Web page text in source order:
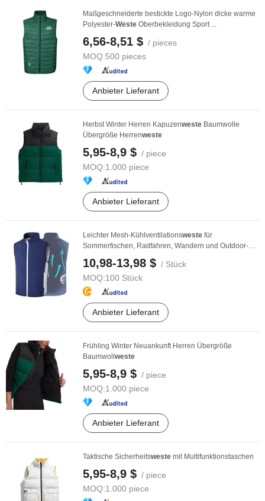
Maßgeschneiderte bestickte Logo-Nylon dicke warme
Polyester-Weste Oberbekleidung Sport ...
6,56-8,51 $ / pieces
MOQ:500 pieces
Anbieter Lieferant
Herbst Winter Herren Kapuzenweste Baumwolle
Übergröße Herrenweste
5,95-8,9 $ / piece
MOQ:1.000 piece
Anbieter Lieferant
Leichter Mesh-Kühlventilationsweste für
Sommerfischen, Radfahren, Wandern und Outdoor-
10,98-13,98 $ / Stück
MOQ:100 Stück
Anbieter Lieferant
Frühling Winter Neuankunft Herren Übergröße
Baumwoll weste
5,95-8,9 $ / piece
MOQ:1.000 piece
Anbieter Lieferant
Taktische Sicherheitsweste mit Multifunktionstaschen
5,95-8,9 $ / piece
MOQ:1.000 piece